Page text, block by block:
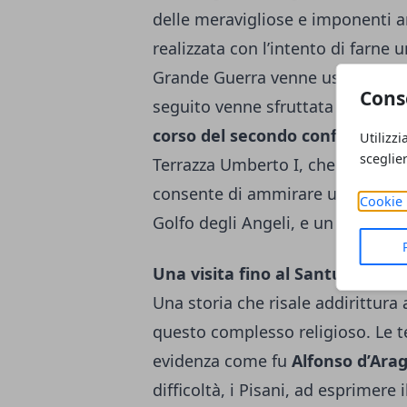
Cookie
delle meravigliose e imponenti
realizzata con l’intento di farne
Grande Guerra venne usata in
seguito venne sfruttata anche
corso del secondo conflitto
Terrazza Umberto I, che ospita
consente di ammirare una
Golfo degli Angeli, e un altro
Una visita fino al Santuario di
Una storia che risale addirittura
questo complesso religioso. Le
evidenza come fu Alfonso
difficoltà, i Pisani, ad esprimere